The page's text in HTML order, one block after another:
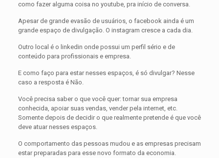
como fazer alguma coisa no youtube, pra início de conversa.
Apesar de grande evasão de usuários, o facebook ainda é um
grande espaço de divulgação. O instagram cresce a cada dia.
Outro local é o linkedin onde possui um perfil sério e de
conteúdo para profissionais e empresa.
E como faço para estar nesses espaços, é só divulgar? Nesse
caso a resposta é Não.
Você precisa saber o que você quer: tornar sua empresa
conhecida, apoiar suas vendas, vender pela internet, etc.
Somente depois de decidir o que realmente pretende é que você
deve atuar nesses espaços.
O comportamento das pessoas mudou e as empresas precisam
estar preparadas para esse novo formato da economia.